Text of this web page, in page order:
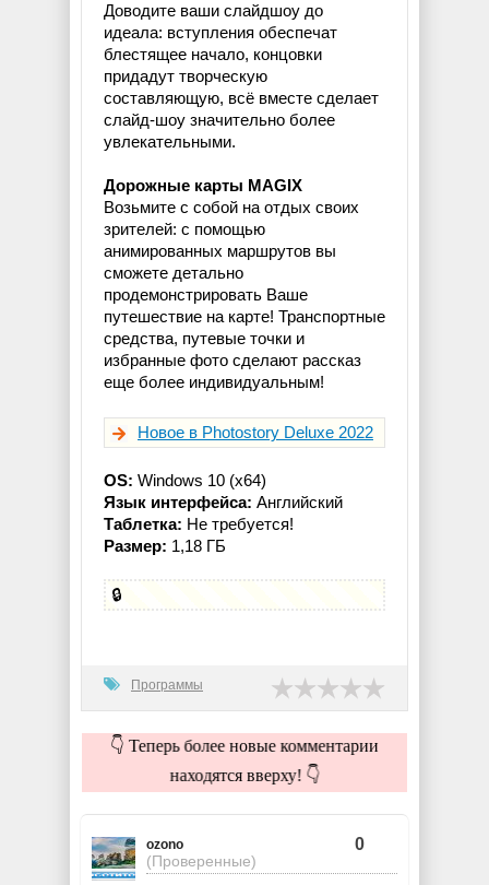
Доводите ваши слайдшоу до
идеала: вступления обеспечат
блестящее начало, концовки
придадут творческую
составляющую, всё вместе сделает
слайд-шоу значительно более
увлекательными.
Дорожные карты MAGIX
Возьмите с собой на отдых своих
зрителей: с помощью
анимированных маршрутов вы
сможете детально
продемонстрировать Ваше
путешествие на карте! Транспортные
средства, путевые точки и
избранные фото сделают рассказ
еще более индивидуальным!
Новое в Photostory Deluxe 2022
OS: Windows 10 (x64)
Язык интерфейса: Английский
Таблетка: Не требуется!
Размер: 1,18 ГБ
🔒
Программы
👇 Теперь более новые комментарии
находятся вверху! 👇
ozono
(Проверенные)
0